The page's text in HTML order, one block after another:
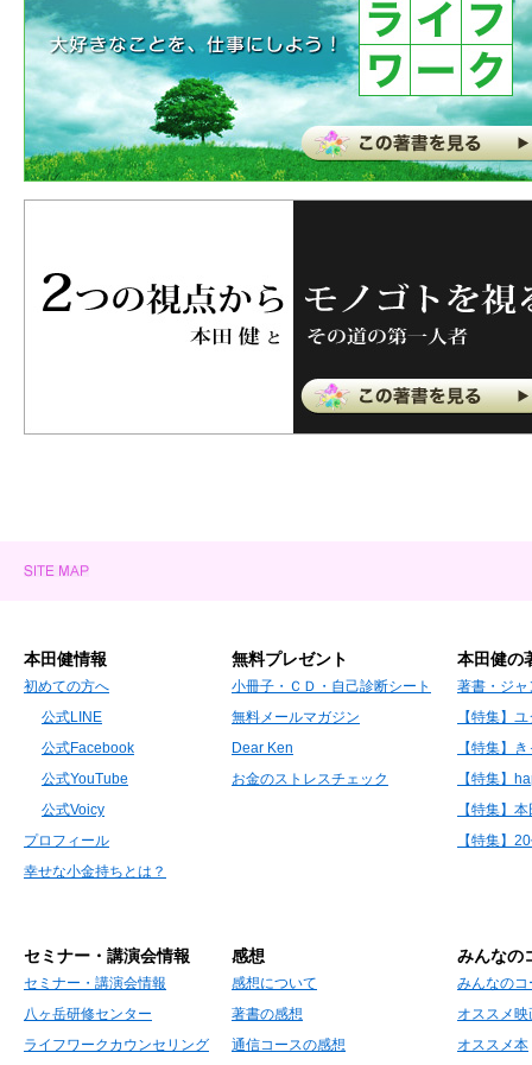
本田健情報
初めての方へ
公式LINE
公式Facebook
公式YouTube
公式Voicy
プロフィール
幸せな小金持ちとは？
無料プレゼント
小冊子・ＣＤ・自己診断シート
無料メールマガジン
Dear Ken
お金のストレスチェック
本田健の
著書・ジャ
【特集】
【特集】
【特集】
【特集】
【特集】
セミナー・講演会情報
セミナー・講演会情報
八ヶ岳研修センター
ライフワークカウンセリング
感想
感想について
著書の感想
通信コースの感想
みんなの
みんなの
オススメ映
オススメ本